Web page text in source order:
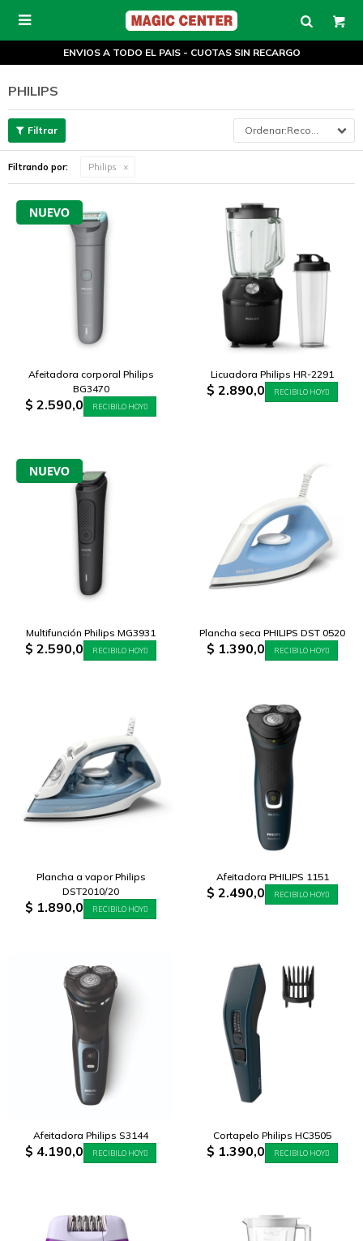

ENVIOS A TODO EL PAIS - CUOTAS SIN RECARGO
PHILIPS
Recomendados
Filtrando por: Philips
Afeitadora corporal Philips
BG3470
$ 2.590,0 RECIBILO HOY
Licuadora Philips HR-2291
$ 2.890,0 RECIBILO HOY
Multifunción Philips MG3931
$ 2.590,0 RECIBILO HOY
Plancha seca PHILIPS DST 0520
$ 1.390,0 RECIBILO HOY
Plancha a vapor Philips
DST2010/20
$ 1.890,0 RECIBILO HOY
Afeitadora PHILIPS 1151
$ 2.490,0 RECIBILO HOY
Afeitadora Philips S3144
$ 4.190,0 RECIBILO HOY
Cortapelo Philips HC3505
$ 1.390,0 RECIBILO HOY